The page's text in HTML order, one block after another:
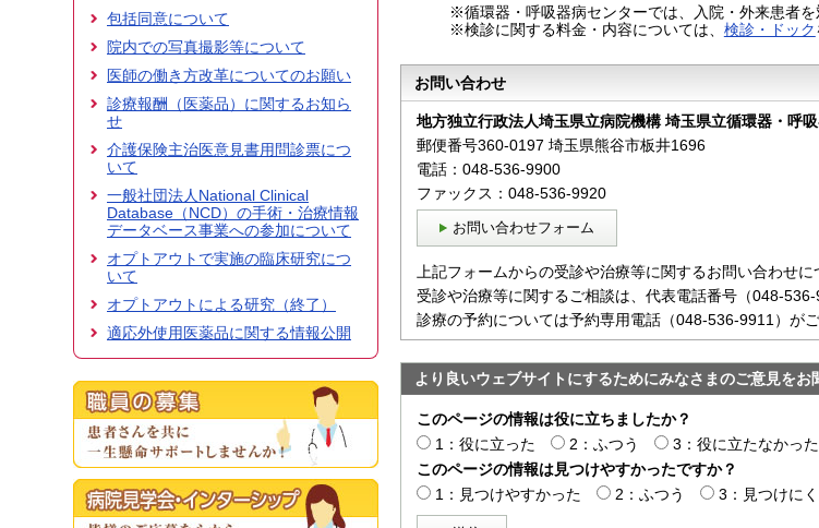
包括同意について
院内での写真撮影等について
医師の働き方改革についてのお願い
診療報酬（医薬品）に関するお知ら
せ
介護保険主治医意見書用問診票につ
いて
一般社団法人National Clinical
Database（NCD）の手術・治療情報
データベース事業への参加について
オプトアウトで実施の臨床研究につ
いて
オプトアウトによる研究（終了）
適応外使用医薬品に関する情報公開
※循環器・呼吸器病センターでは、入院・外来患者
※検診に関する料金・内容については、 検診・ドック
お問い合わせ
地方独立行政法人埼玉県立病院機構 埼玉県立循環器・呼
郵便番号360-0197 埼玉県熊谷市板井1696
電話：048-536-9900
ファックス：048-536-9920
お問い合わせフォーム
上記フォームからの受診や治療等に関するお問い合わせ
受診や治療等に関するご相談は、代表電話番号（048-
診療の予約については予約専用電話（048-536-9911）がご
より良いウェブサイトにするためにみなさまのご意見をお
このページの情報は役に立ちましたか？
1：役に立った
2：ふつう
3：役に立たなかった
このページの情報は見つけやすかったですか？
1：見つけやすかった
2：ふつう 3：見つけに